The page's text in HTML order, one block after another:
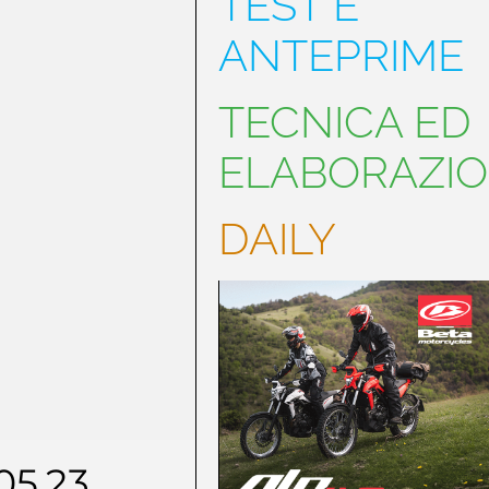
ANTEPRIME
TECNICA ED
DAILY